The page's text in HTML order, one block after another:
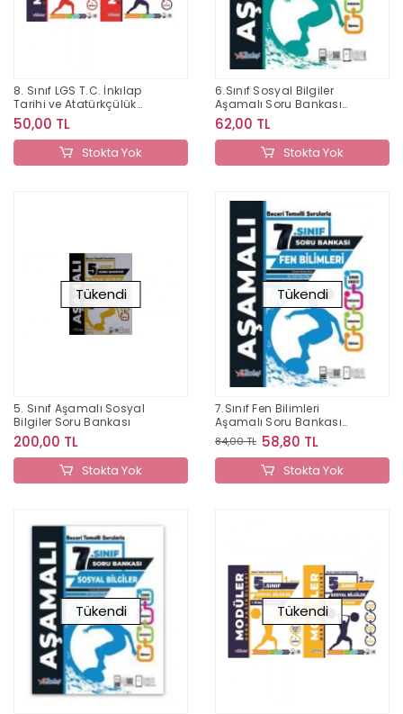
8. Sınıf LGS T.C. İnkılap
Tarihi ve Atatürkçülük
Modüler Ders Fasikülleri
Berkay Yayıncılık
50,00 TL
Stokta Yok
6.Sınıf Sosyal Bilgiler
Aşamalı Soru Bankası
Berkay Yayıncılık
62,00 TL
Stokta Yok
Tükendi
5. Sınıf Aşamalı Sosyal
Bilgiler Soru Bankası
200,00 TL
Stokta Yok
Tükendi
7.Sınıf Fen Bilimleri
Aşamalı Soru Bankası
Berkay Yayıncılık
84,00 TL 58,80 TL
Stokta Yok
Tükendi Tükendi